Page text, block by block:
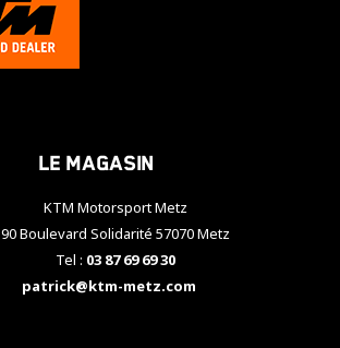
Le magasin
KTM Motorsport Metz
90 Boulevard Solidarité 57070 Metz
Tel : 03 87 69 69 30
patrick@ktm-metz.com